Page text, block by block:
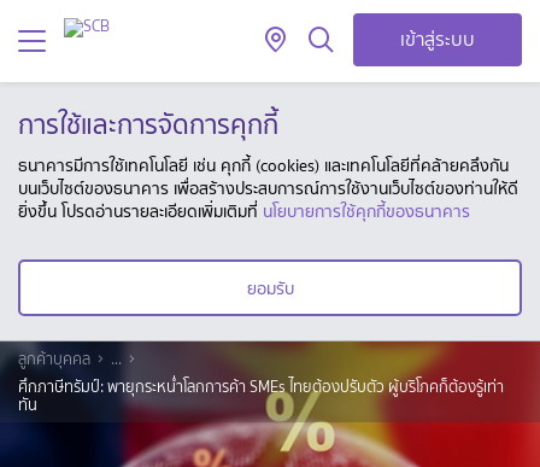
เข้าสู่ระบบ
การใช้และการจัดการคุกกี้
ธนาคารมีการใช้เทคโนโลยี เช่น คุกกี้ (cookies) และเทคโนโลยีที่คล้ายคลึงกัน
บนเว็บไซต์ของธนาคาร เพื่อสร้างประสบการณ์การใช้งานเว็บไซต์ของท่านให้ดี
ยิ่งขึ้น โปรดอ่านรายละเอียดเพิ่มเติมที่ นโยบายการใช้คุกกี้ของธนาคาร
ยอมรับ
ลูกค้าบุคคล
...
ศึกภาษีทรัมป์: พายุกระหน่ำโลกการค้า SMEs ไทยต้องปรับตัว ผู้บริโภคก็ต้องรู้เท่า
ทัน